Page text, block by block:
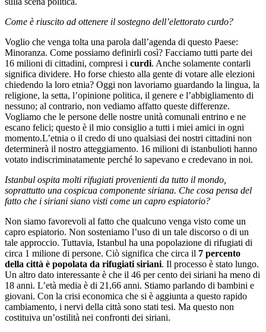
Come è riuscito ad ottenere il sostegno dell’elettorato curdo?
Voglio che venga tolta una parola dall’agenda di questo Paese:
Minoranza. Come possiamo definirli così? Facciamo tutti parte dei
16 milioni di cittadini, compresi i curdi. Anche solamente contarli
significa dividere. Ho forse chiesto alla gente di votare alle elezioni
chiedendo la loro etnia? Oggi non lavoriamo guardando la lingua, la
religione, la setta, l’opinione politica, il genere e l’abbigliamento di
nessuno; al contrario, non vediamo affatto queste differenze.
Vogliamo che le persone delle nostre unità comunali entrino e ne
escano felici; questo è il mio consiglio a tutti i miei amici in ogni
momento.L’etnia o il credo di uno qualsiasi dei nostri cittadini non
determinerà il nostro atteggiamento. 16 milioni di istanbulioti hanno
votato indiscriminatamente perché lo sapevano e credevano in noi.
Istanbul ospita molti rifugiati provenienti da tutto il mondo,
soprattutto una cospicua componente siriana. Che cosa pensa del
fatto che i siriani siano visti come un capro espiatorio?
Non siamo favorevoli al fatto che qualcuno venga visto come un
capro espiatorio. Non sosteniamo l’uso di un tale discorso o di un
tale approccio. Tuttavia, Istanbul ha una popolazione di rifugiati di
circa 1 milione di persone. Ciò significa che circa il 7 percento
della città è popolata da rifugiati siriani. Il processo è stato lungo.
Un altro dato interessante è che il 46 per cento dei siriani ha meno di
18 anni. L’età media è di 21,66 anni. Stiamo parlando di bambini e
giovani. Con la crisi economica che si è aggiunta a questo rapido
cambiamento, i nervi della città sono stati tesi. Ma questo non
costituiva un’ostilità nei confronti dei siriani.